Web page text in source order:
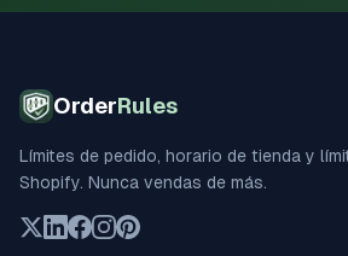
OrderRules
Límites de pedido, horario de tienda y
Shopify. Nunca vendas de más.